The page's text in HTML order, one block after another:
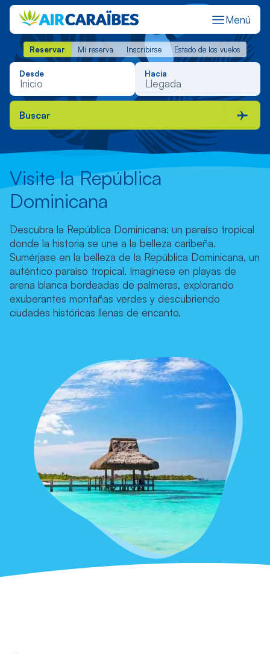
Menú
Reservar Mi reserva Inscribirse Estado de los vuelos
Reservar Mi reserva Inscribirse Estado de los vuelos
Desde Hacia
Buscar
Visite la República
Dominicana
Descubra la República Dominicana: un paraíso tropical
donde la historia se une a la belleza caribeña.
Sumérjase en la belleza de la República Dominicana, un
auténtico paraíso tropical. Imagínese en playas de
arena blanca bordeadas de palmeras, explorando
exuberantes montañas verdes y descubriendo
ciudades históricas llenas de encanto.